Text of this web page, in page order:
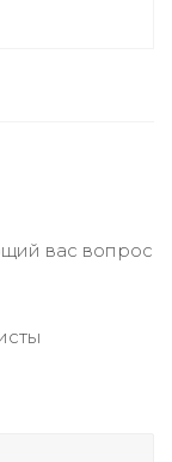
вас вопрос